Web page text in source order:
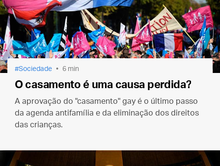
Sociedade 6 min
O casamento é uma causa perdida?
A aprovação do "casamento" gay é o último passo
da agenda antifamília e da eliminação dos direitos
das crianças.